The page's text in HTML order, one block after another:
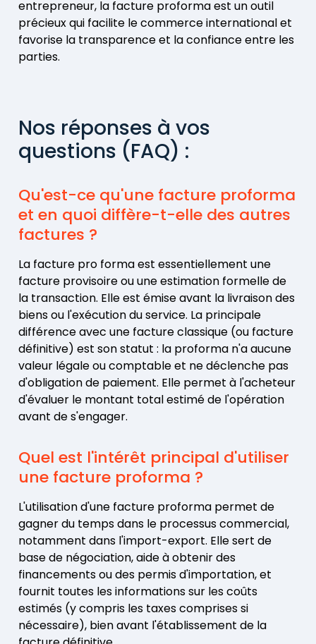
entrepreneur, la facture proforma est un outil
précieux qui facilite le commerce international et
favorise la transparence et la confiance entre les
parties.
Nos réponses à vos
questions (FAQ) :
Qu'est-ce qu'une facture proforma
et en quoi diffère-t-elle des autres
factures ?
La facture pro forma est essentiellement une
facture provisoire ou une estimation formelle de
la transaction. Elle est émise avant la livraison des
biens ou l'exécution du service. La principale
différence avec une facture classique (ou facture
définitive) est son statut : la proforma n'a aucune
valeur légale ou comptable et ne déclenche pas
d'obligation de paiement. Elle permet à l'acheteur
d'évaluer le montant total estimé de l'opération
avant de s'engager.
Quel est l'intérêt principal d'utiliser
une facture proforma ?
L'utilisation d'une facture proforma permet de
gagner du temps dans le processus commercial,
notamment dans l'import-export. Elle sert de
base de négociation, aide à obtenir des
financements ou des permis d'importation, et
fournit toutes les informations sur les coûts
estimés (y compris les taxes comprises si
nécessaire), bien avant l'établissement de la